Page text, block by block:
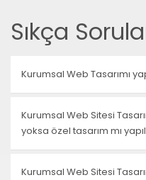
Sıkça
Kurumsal Web Tasarımı
Kurumsal Web Sitesi
yoksa özel tasarım mı
Kurumsal Web Sitesi